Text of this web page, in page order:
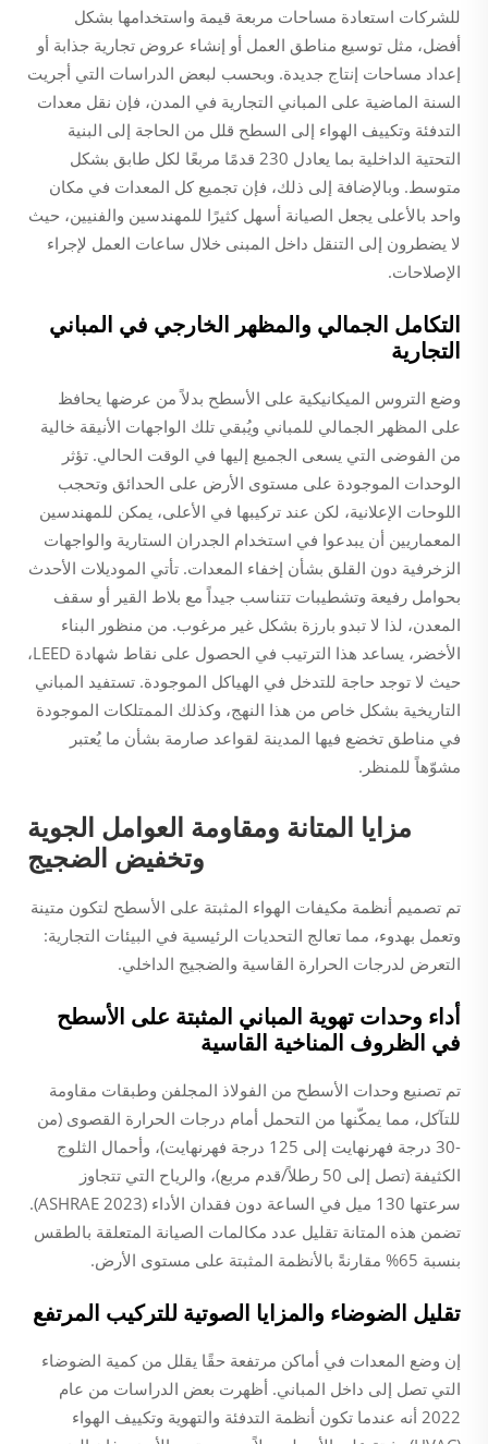
للشركات استعادة مساحات مربعة قيمة واستخدامها بشكل
أفضل، مثل توسيع مناطق العمل أو إنشاء عروض تجارية جذابة أو
إعداد مساحات إنتاج جديدة. وبحسب لبعض الدراسات التي أجريت
السنة الماضية على المباني التجارية في المدن، فإن نقل معدات
التدفئة وتكييف الهواء إلى السطح قلل من الحاجة إلى البنية
التحتية الداخلية بما يعادل 230 قدمًا مربعًا لكل طابق بشكل
متوسط. وبالإضافة إلى ذلك، فإن تجميع كل المعدات في مكان
واحد بالأعلى يجعل الصيانة أسهل كثيرًا للمهندسين والفنيين، حيث
لا يضطرون إلى التنقل داخل المبنى خلال ساعات العمل لإجراء
الإصلاحات.
التكامل الجمالي والمظهر الخارجي في المباني
التجارية
وضع التروس الميكانيكية على الأسطح بدلاً من عرضها يحافظ
على المظهر الجمالي للمباني ويُبقي تلك الواجهات الأنيقة خالية
من الفوضى التي يسعى الجميع إليها في الوقت الحالي. تؤثر
الوحدات الموجودة على مستوى الأرض على الحدائق وتحجب
اللوحات الإعلانية، لكن عند تركيبها في الأعلى، يمكن للمهندسين
المعماريين أن يبدعوا في استخدام الجدران الستارية والواجهات
الزخرفية دون القلق بشأن إخفاء المعدات. تأتي الموديلات الأحدث
بحوامل رفيعة وتشطيبات تتناسب جيداً مع بلاط القير أو سقف
المعدن، لذا لا تبدو بارزة بشكل غير مرغوب. من منظور البناء
الأخضر، يساعد هذا الترتيب في الحصول على نقاط شهادة LEED،
حيث لا توجد حاجة للتدخل في الهياكل الموجودة. تستفيد المباني
التاريخية بشكل خاص من هذا النهج، وكذلك الممتلكات الموجودة
في مناطق تخضع فيها المدينة لقواعد صارمة بشأن ما يُعتبر
مشوّهاً للمنظر.
مزايا المتانة ومقاومة العوامل الجوية
وتخفيض الضجيج
تم تصميم أنظمة مكيفات الهواء المثبتة على الأسطح لتكون متينة
وتعمل بهدوء، مما تعالج التحديات الرئيسية في البيئات التجارية:
التعرض لدرجات الحرارة القاسية والضجيج الداخلي.
أداء وحدات تهوية المباني المثبتة على الأسطح
في الظروف المناخية القاسية
تم تصنيع وحدات الأسطح من الفولاذ المجلفن وطبقات مقاومة
للتآكل، مما يمكّنها من التحمل أمام درجات الحرارة القصوى (من
-30 درجة فهرنهايت إلى 125 درجة فهرنهايت)، وأحمال الثلوج
الكثيفة (تصل إلى 50 رطلاً/قدم مربع)، والرياح التي تتجاوز
سرعتها 130 ميل في الساعة دون فقدان الأداء (ASHRAE 2023).
تضمن هذه المتانة تقليل عدد مكالمات الصيانة المتعلقة بالطقس
بنسبة 65% مقارنةً بالأنظمة المثبتة على مستوى الأرض.
تقليل الضوضاء والمزايا الصوتية للتركيب المرتفع
إن وضع المعدات في أماكن مرتفعة حقًا يقلل من كمية الضوضاء
التي تصل إلى داخل المباني. أظهرت بعض الدراسات من عام
2022 أنه عندما تكون أنظمة التدفئة والتهوية وتكييف الهواء